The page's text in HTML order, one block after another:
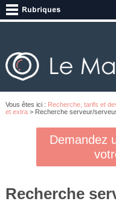
Vous êtes ici : Recherche, tarifs et
et extra> Recherche serveur/
Demandez
Recherche